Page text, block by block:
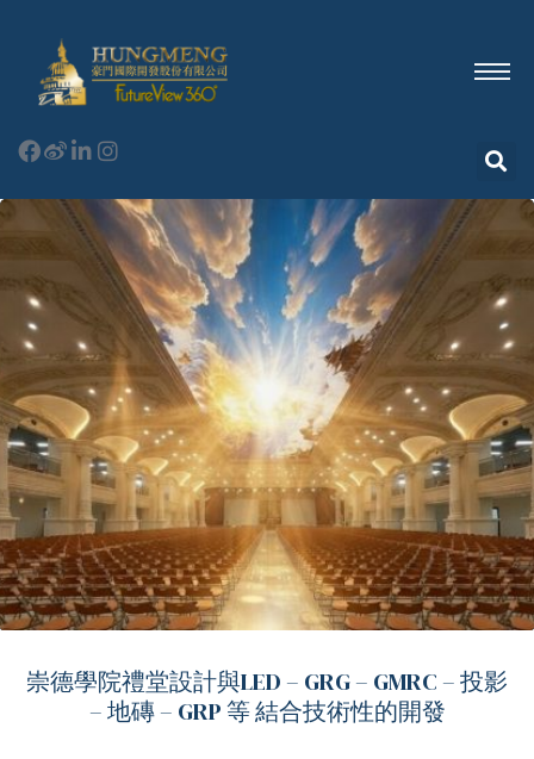
崇德學院禮堂設計與LED – GRG – GMRC – 投影
– 地磚 – GRP 等 結合技術性的開發